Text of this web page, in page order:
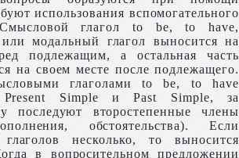
использования вспомогательного
глагол to be, to have,
модальный глагол выносится на
подлежащим, а остальная часть
на своем месте после подлежащего.
глаголами to be, to have
Sim­ple и Past Sim­ple, за
последуют второстепенные члены
обстоятельства). Если
глаголов несколько, то выносится
в вопросительном предложении